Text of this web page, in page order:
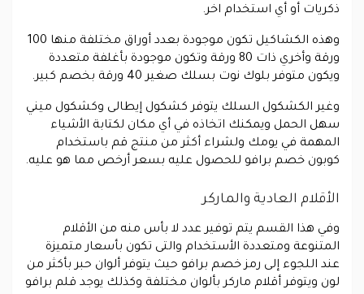
ذكريات أو أي استخدام اخر.
وهذه الكشاكيل تكون موجودة بعدد أوراق مختلفة منها 100
ورقة وأخري ذات 80 ورقة وتكون موجودة بأغلفة متعددة
ويكون متوفر بلوك نوت بسلك صغير 40 ورقة بخصم كبير.
وغير الكشكول السلك يتوفر كشكول إيطالى وكشكول ميني
سهل الحمل ويمكنك اتخاذه في أي مكان لكتابة الأشياء
المهمة في يومك ولشراء أكثر من منتج قم باستخدام
كوبون خصم برافو للحصول عليه بسعر أرخص مما هو عليه.
الأقلام العادية والماركر
وفي هذا القسم يتم توفير عدد لا بأس منه من الأقلام
المتنوعة ومتعددة الأستخدام والتى تكون بأسعار متميزة
عند اللجوء إلى رمز خصم برافو حيث يتوفر ألوان حبر بأكثر من
لون ويتوفر أقلام ماركر بألوان مختلفة وكذلك يوجد قلم برافو